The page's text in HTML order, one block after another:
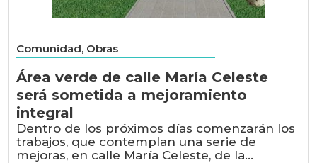
Comunidad, Obras
Área verde de calle María Celeste
será sometida a mejoramiento
integral
Dentro de los próximos días comenzarán los
trabajos, que contemplan una serie de
mejoras, en calle María Celeste, de la...